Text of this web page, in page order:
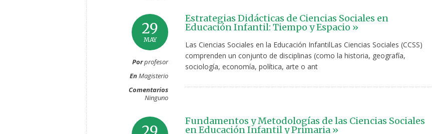
29
MAY
Porprofesor
EnMagisterio
Comentarios
Ninguno
Estrategias Didácticas de Ciencias Sociales en
Educación Infantil: Tiempo y Espacio »
Las Ciencias Sociales en la Educación InfantilLas Ciencias Sociales (CCSS)
comprenden un conjunto de disciplinas (como la historia, geografía,
sociología, economía, política, arte o ant
Fundamentos y Metodologías de las Ciencias Sociales
en Educación Infantil y Primaria »